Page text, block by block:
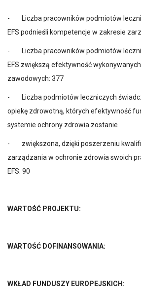
- Liczba pracowników podmiotów
EFS podnieśli kompetencje w zakresie
- Liczba pracowników podmiotów
EFS zwiększą efektywność
zawodowych: 377
- Liczba podmiotów leczniczych
opiekę zdrowotną, których efektywność
systemie ochrony zdrowia zostanie
- zwiększona, dzięki poszerzeniu
zarządzania w ochronie zdrowia swoich
EFS: 90
WARTOŚĆ PROJEKTU: 971
WARTOŚĆ DOFINANSOWANIA: 942
WKŁAD FUNDUSZY EUROPEJSKICH: